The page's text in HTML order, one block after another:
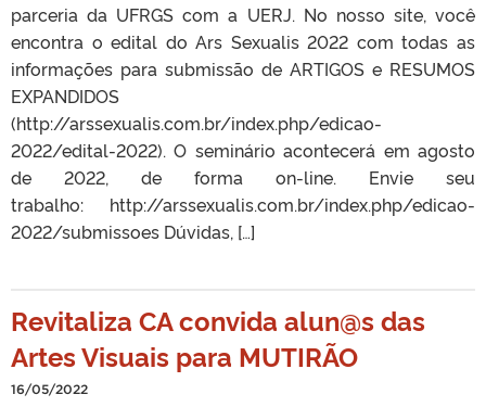
parceria da UFRGS com a UERJ. No nosso site, você
encontra o edital do Ars Sexualis 2022 com todas as
informações para submissão de ARTIGOS e RESUMOS
EXPANDIDOS
(http://arssexualis.com.br/index.php/edicao-
2022/edital-2022). O seminário acontecerá em agosto
de 2022, de forma on-line. Envie seu
trabalho: http://arssexualis.com.br/index.php/edicao-
2022/submissoes Dúvidas, […]
Revitaliza CA convida alun@s das
Artes Visuais para MUTIRÃO
16/05/2022